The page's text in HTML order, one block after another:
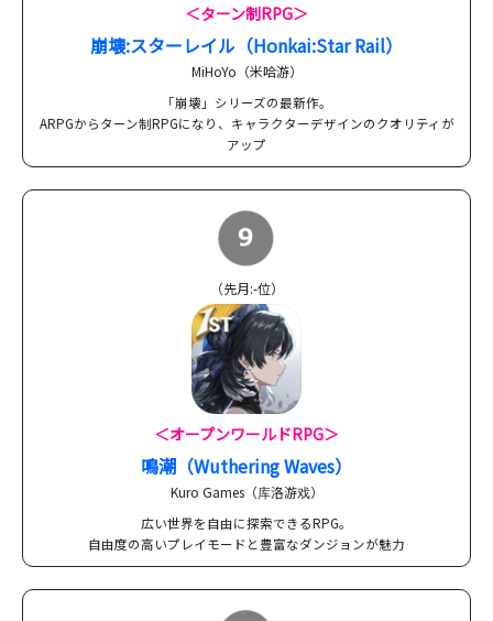
＜ターン制RPG＞
崩壊:スターレイル（Honkai:Star Rail）
MiHoYo（米哈游）
「崩壊」シリーズの最新作。
ARPGからターン制RPGになり、キャラクターデザインのクオリティが
アップ
（先月:-位）
＜オープンワールドRPG＞
鳴潮（Wuthering Waves）
Kuro Games（库洛游戏）
広い世界を自由に探索できるRPG。
自由度の高いプレイモードと豊富なダンジョンが魅力